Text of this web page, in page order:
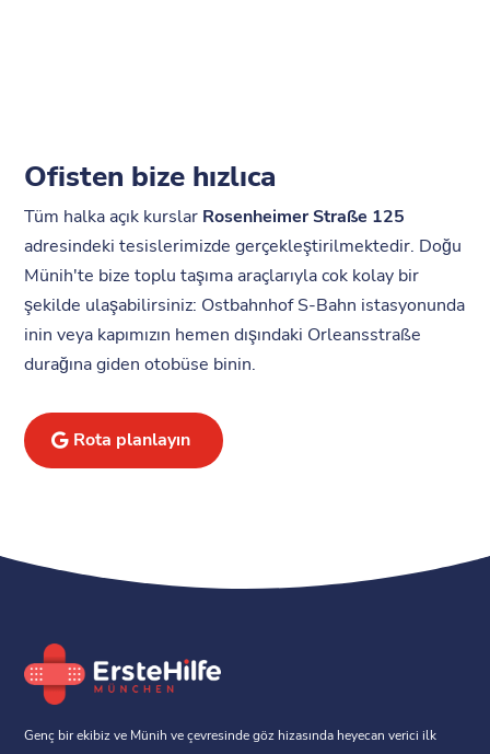
Ofisten bize hızlıca
Tüm halka açık kurslar Rosenheimer Straße 125
adresindeki tesislerimizde gerçekleştirilmektedir. Doğu
Münih'te bize toplu taşıma araçlarıyla cok kolay bir
şekilde ulaşabilirsiniz: Ostbahnhof S-Bahn istasyonunda
inin veya kapımızın hemen dışındaki Orleansstraße
durağına giden otobüse binin.
Rota planlayın
Genç bir ekibiz ve Münih ve çevresinde göz hizasında heyecan verici ilk